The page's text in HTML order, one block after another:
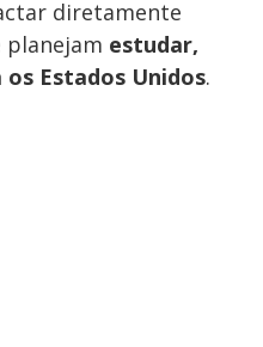
diretamente
planejam estudar,
Estados Unidos.